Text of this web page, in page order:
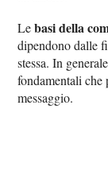
Lebasi della
dipendono dalle
stessa. In
fondamentali che
messaggio.